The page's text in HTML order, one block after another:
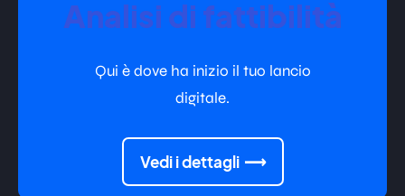
Analisi di fattibilità
Qui è dove ha inizio il tuo lancio
digitale.
Vedi i dettagli